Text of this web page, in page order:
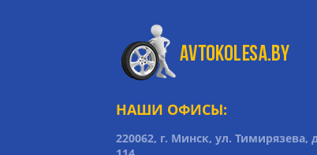
НАШИ ОФИСЫ:
220062, г. Минск, ул. Тимирязева,